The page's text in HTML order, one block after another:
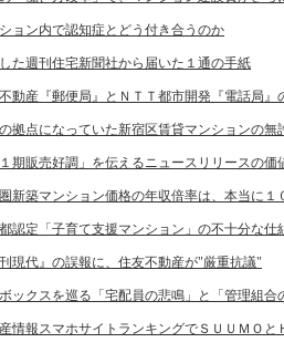
ョン内で認知症とどう付き合うのか
た週刊住宅新聞社から届いた１通の手紙
動産『郵便局』とＮＴＴ都市開発『電話局
拠点になっていた新宿区賃貸マンションの無
期販売好調」を伝えるニュースリリースの価
新築マンション価格の年収倍率は、本当に１
認定「子育て支援マンション」の不十分な仕
現代』の誤報に、住友不動産が"厳重抗議"
ックスを巡る「宅配員の悲鳴」と「管理組合
情報スマホサイトランキングでＳＵＵＭＯと